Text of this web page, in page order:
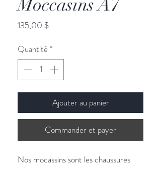
Moccasins A7
135,00 $Prix
Quantité*
Ajouter au panier
Commander et payer
Nos mocassins sont les chaussures